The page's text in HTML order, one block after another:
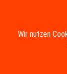
Wir nutzen